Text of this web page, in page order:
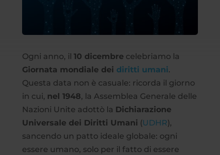
Ogni anno, il 10 dicembre celebriamo la
Giornata mondiale dei diritti umani.
Questa data non è casuale: ricorda il giorno
in cui, nel 1948, la Assemblea Generale delle
Nazioni Unite adottò la Dichiarazione
Universale dei Diritti Umani (UDHR),
sancendo un patto ideale globale: ogni
essere umano, solo per il fatto di essere